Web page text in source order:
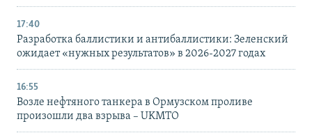
17:40
Разработка баллистики и антибаллистики: Зеленский
ожидает «нужных результатов» в 2026-2027 годах
16:55
Возле нефтяного танкера в Ормузском проливе
произошли два взрыва – UKMTO